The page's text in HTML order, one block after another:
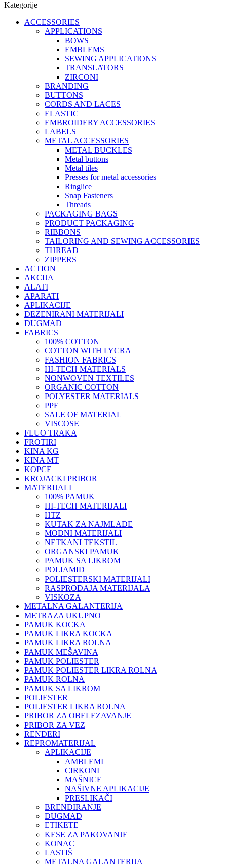
Kategorije
ACCESSORIES
APPLICATIONS
BOWS
EMBLEMS
SEWING APPLICATIONS
TRANSLATORS
ZIRCONI
BRANDING
BUTTONS
CORDS AND LACES
ELASTIC
EMBROIDERY ACCESSORIES
LABELS
METAL ACCESSORIES
METAL BUCKLES
Metal buttons
Metal tiles
Presses for metal accessories
Ringlice
Snap Fasteners
Threads
PACKAGING BAGS
PRODUCT PACKAGING
RIBBONS
TAILORING AND SEWING ACCESSORIES
THREAD
ZIPPERS
ACTION
AKCIJA
ALATI
APARATI
APLIKACIJE
DEZENIRANI MATERIJALI
DUGMAD
FABRICS
100% COTTON
COTTON WITH LYCRA
FASHION FABRICS
HI-TECH MATERIALS
NONWOVEN TEXTILES
ORGANIC COTTON
POLYESTER MATERIALS
PPE
SALE OF MATERIAL
VISCOSE
FLUO TRAKA
FROTIRI
KINA KG
KINA MT
KOPCE
KROJACKI PRIBOR
MATERIJALI
100% PAMUK
HI-TECH MATERIJALI
HTZ
KUTAK ZA NAJMLAĐE
MODNI MATERIJALI
NETKANI TEKSTIL
ORGANSKI PAMUK
PAMUK SA LIKROM
POLIAMID
POLIESTERSKI MATERIJALI
RASPRODAJA MATERIJALA
VISKOZA
METALNA GALANTERIJA
METRAZA UKUPNO
PAMUK KOCKA
PAMUK LIKRA KOCKA
PAMUK LIKRA ROLNA
PAMUK MEŠAVINA
PAMUK POLIESTER
PAMUK POLIESTER LIKRA ROLNA
PAMUK ROLNA
PAMUK SA LIKROM
POLIESTER
POLIESTER LIKRA ROLNA
PRIBOR ZA OBELEZAVANJE
PRIBOR ZA VEZ
RENDERI
REPROMATERIJAL
APLIKACIJE
AMBLEMI
CIRKONI
MAŠNICE
NAŠIVNE APLIKACIJE
PRESLIKAČI
BRENDIRANJE
DUGMAD
ETIKETE
KESE ZA PAKOVANJE
KONAC
LASTIŠ
METALNA GALANTERIJA